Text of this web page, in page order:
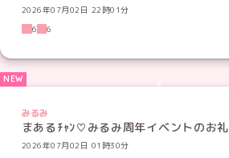
2026年07月02日 22時01分
6
6
みるみ
まあるﾁｬﾝ♡みるみ周年イベントのお礼
2026年07月02日 01時30分